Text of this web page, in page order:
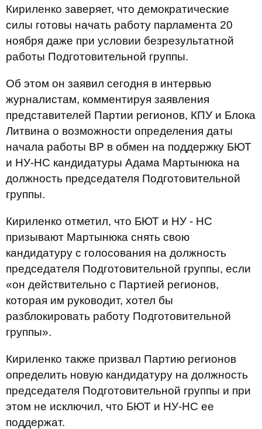
Кириленко заверяет, что демократические
силы готовы начать работу парламента 20
ноября даже при условии безрезультатной
работы Подготовительной группы.
Об этом он заявил сегодня в интервью
журналистам, комментируя заявления
представителей Партии регионов, КПУ и Блока
Литвина о возможности определения даты
начала работы ВР в обмен на поддержку БЮТ
и НУ-НС кандидатуры Адама Мартынюка на
должность председателя Подготовительной
группы.
Кириленко отметил, что БЮТ и НУ - НС
призывают Мартынюка снять свою
кандидатуру с голосования на должность
председателя Подготовительной группы, если
«он действительно с Партией регионов,
которая им руководит, хотел бы
разблокировать работу Подготовительной
группы».
Кириленко также призвал Партию регионов
определить новую кандидатуру на должность
председателя Подготовительной группы и при
этом не исключил, что БЮТ и НУ-НС ее
поддержат.